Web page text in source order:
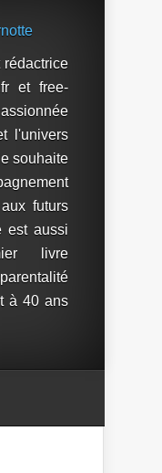
et free-
l'univers
souhaite
futurs
est aussi
livre
à 40 ans